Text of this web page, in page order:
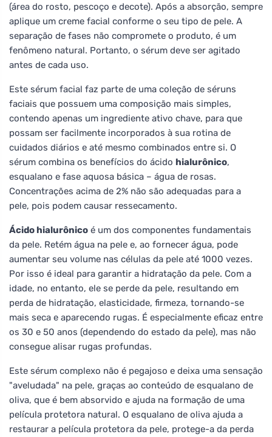
(área do rosto, pescoço e decote). Após a absorção, sempre
aplique um creme facial conforme o seu tipo de pele. A
separação de fases não compromete o produto, é um
fenômeno natural. Portanto, o sérum deve ser agitado
antes de cada uso.
Este sérum facial faz parte de uma coleção de séruns
faciais que possuem uma composição mais simples,
contendo apenas um ingrediente ativo chave, para que
possam ser facilmente incorporados à sua rotina de
cuidados diários e até mesmo combinados entre si. O
sérum combina os benefícios do ácido hialurônico,
esqualano e fase aquosa básica – água de rosas.
Concentrações acima de 2% não são adequadas para a
pele, pois podem causar ressecamento.
Ácido hialurônico é um dos componentes fundamentais
da pele. Retém água na pele e, ao fornecer água, pode
aumentar seu volume nas células da pele até 1000 vezes.
Por isso é ideal para garantir a hidratação da pele. Com a
idade, no entanto, ele se perde da pele, resultando em
perda de hidratação, elasticidade, firmeza, tornando-se
mais seca e aparecendo rugas. É especialmente eficaz entre
os 30 e 50 anos (dependendo do estado da pele), mas não
consegue alisar rugas profundas.
Este sérum complexo não é pegajoso e deixa uma sensação
"aveludada" na pele, graças ao conteúdo de esqualano de
oliva, que é bem absorvido e ajuda na formação de uma
película protetora natural. O esqualano de oliva ajuda a
restaurar a película protetora da pele, protege-a da perda